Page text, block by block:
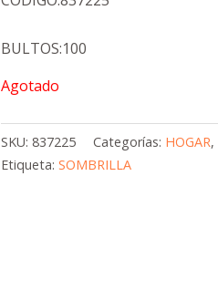
BULTOS:100
Agotado
SKU:837225 Categorías: HOGAR,
Etiqueta:SOMBRILLA